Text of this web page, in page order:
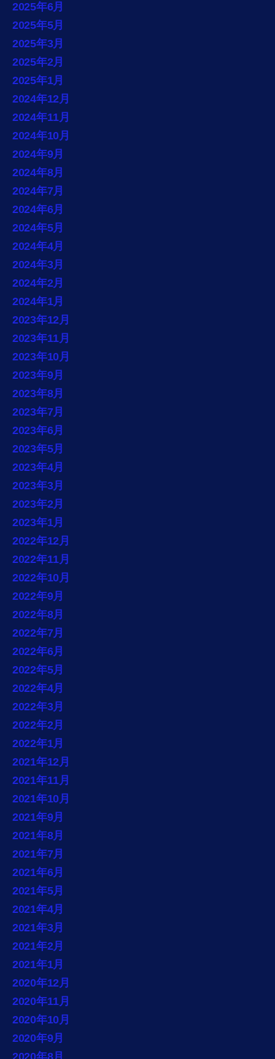
2025年6月
2025年5月
2025年3月
2025年2月
2025年1月
2024年12月
2024年11月
2024年10月
2024年9月
2024年8月
2024年7月
2024年6月
2024年5月
2024年4月
2024年3月
2024年2月
2024年1月
2023年12月
2023年11月
2023年10月
2023年9月
2023年8月
2023年7月
2023年6月
2023年5月
2023年4月
2023年3月
2023年2月
2023年1月
2022年12月
2022年11月
2022年10月
2022年9月
2022年8月
2022年7月
2022年6月
2022年5月
2022年4月
2022年3月
2022年2月
2022年1月
2021年12月
2021年11月
2021年10月
2021年9月
2021年8月
2021年7月
2021年6月
2021年5月
2021年4月
2021年3月
2021年2月
2021年1月
2020年12月
2020年11月
2020年10月
2020年9月